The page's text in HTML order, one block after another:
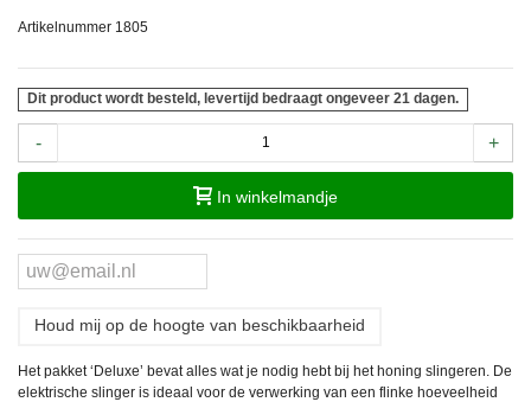
Artikelnummer 1805
Dit product wordt besteld, levertijd bedraagt ongeveer 21 dagen.
- +
In winkelmandje
Houd mij op de hoogte van beschikbaarheid
Het pakket ‘Deluxe’ bevat alles wat je nodig hebt bij het honing slingeren. De
elektrische slinger is ideaal voor de verwerking van een flinke hoeveelheid